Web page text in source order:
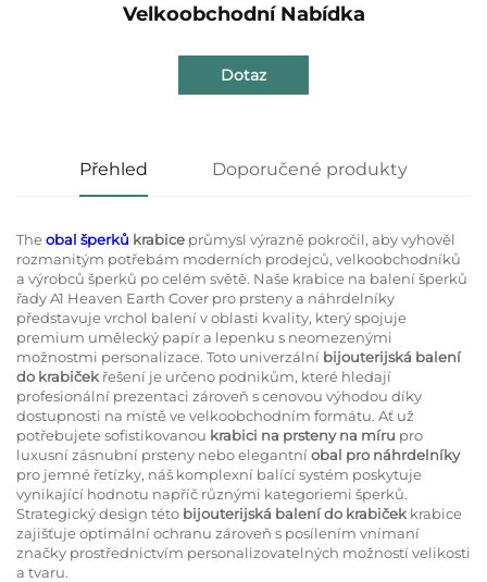
Velkoobchodní Nabídka
Dotaz
Přehled Doporučené produkty
Theobal šperků krabice průmysl výrazně pokročil, aby vyhověl
rozmanitým potřebám moderních prodejců, velkoobchodníků
a výrobců šperků po celém světě. Naše krabice na balení šperků
řady A1 Heaven Earth Cover pro prsteny a náhrdelníky
představuje vrchol balení v oblasti kvality, který spojuje
premium umělecký papír a lepenku s neomezenými
možnostmi personalizace. Toto univerzální bijouterijská balení
do krabiček řešení je určeno podnikům, které hledají
profesionální prezentaci zároveň s cenovou výhodou díky
dostupnosti na místě ve velkoobchodním formátu. Ať už
potřebujete sofistikovanou krabici na prsteny na míru pro
luxusní zásnubní prsteny nebo elegantníobal pro náhrdelníky
pro jemné řetízky, náš komplexní balící systém poskytuje
vynikající hodnotu napříč různými kategoriemi šperků.
Strategický design této bijouterijská balení do krabiček krabice
zajišťuje optimální ochranu zároveň s posílením vnímaní
značky prostřednictvím personalizovatelných možností velikosti
a tvaru.